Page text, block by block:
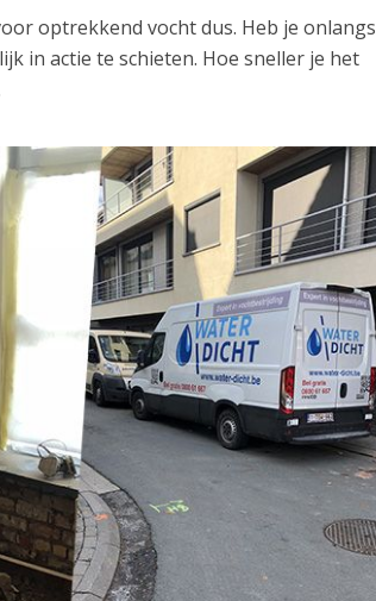
optrekkend vocht dus. Heb je onlangs
in actie te schieten. Hoe sneller je het